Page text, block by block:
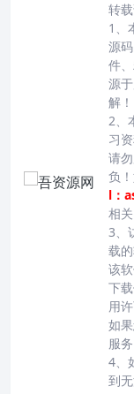
转
1、
源
件
源
解！
2、
习
请
负
l：
相
3、
载
该
下
用
如
服务
4、
到